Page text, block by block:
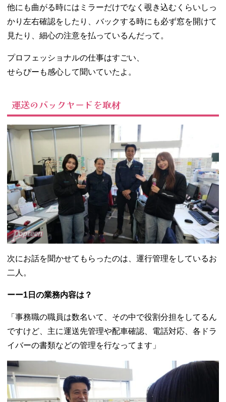
他にも曲がる時にはミラーだけでなく覗き込むくらいしっ
かり左右確認をしたり、バックする時にも必ず窓を開けて
見たり、細心の注意を払っているんだって。
プロフェッショナルの仕事はすごい、
せらぴーも感心して聞いていたよ。
運送のバックヤードを取材
次にお話を聞かせてもらったのは、運行管理をしているお
二人。
ーー1日の業務内容は？
「事務職の職員は数名いて、その中で役割分担をしてるん
ですけど、主に運送先管理や配車確認、電話対応、各ドラ
イバーの書類などの管理を行なってます」